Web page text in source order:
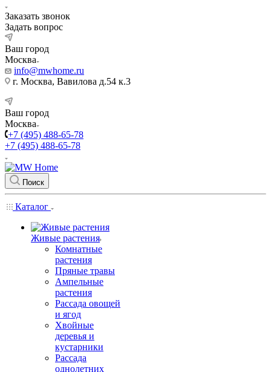
Заказать звонок
Задать вопрос
Ваш город
Москва
info@mwhome.ru
г. Москва, Вавилова д.54 к.3
Ваш город
Москва
+7 (495) 488-65-78
+7 (495) 488-65-78
Поиск
Каталог
Живые растения
Комнатные
растения
Пряные травы
Ампельные
растения
Рассада овощей
и ягод
Хвойные
деревья и
кустарники
Рассада
однолетних